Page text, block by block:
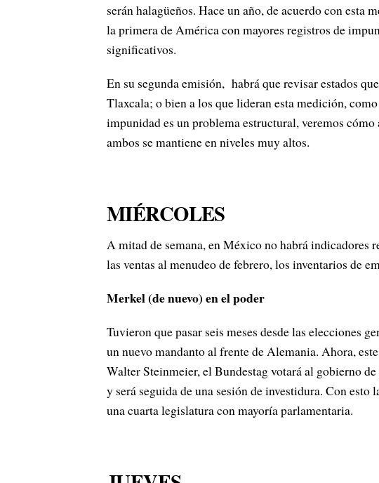
serán halagüeños. Hace un año, de acuerdo con
la primera de América con mayores registros de
significativos.
En su segunda emisión, habrá que revisar estados
Tlaxcala; o bien a los que lideran esta medición,
impunidad es un problema estructural, veremos
ambos se mantiene en niveles muy altos.
MIÉRCOLES
A mitad de semana, en México no habrá indicadores
las ventas al menudeo de febrero, los inventarios de
Merkel (de nuevo) en el poder
Tuvieron que pasar seis meses desde las elecciones
un nuevo mandanto al frente de Alemania. Ahora,
Walter Steinmeier, el Bundestag votará al gobierno
y será seguida de una sesión de investidura. Con
una cuarta legislatura con mayoría parlamentaria.